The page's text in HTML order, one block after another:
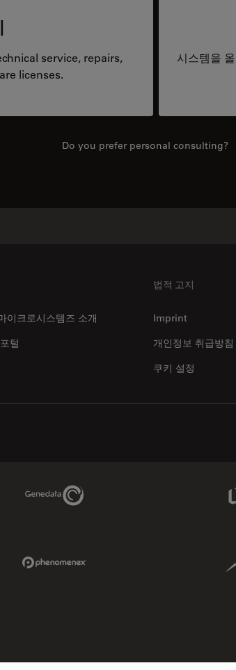
service, repairs,
licenses.
시스템을
Do you prefer personal consulting?
이크로시스템즈 소개
털
법적 고지
Imprint
개인정보 취급방침
쿠키 설정
Genedata Link